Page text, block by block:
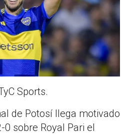
Sports.
de Potosí llega motivado
sobre Royal Pari el